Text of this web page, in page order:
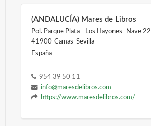
(ANDALUCÍA) Mares de Libros
Pol. Parque Plata - Los Hayones- Nave 22
41900 Camas Sevilla
España
954 39 50 11
info@maresdelibros.com
https://www.maresdelibros.com/